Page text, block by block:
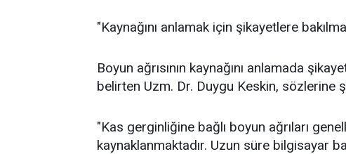
"Kaynağını anlamak için şikayetlere
Boyun ağrısının kaynağını anlamada
belirten Uzm. Dr. Duygu Keskin, sözlerine
"Kas gerginliğine bağlı boyun ağrıları
kaynaklanmaktadır. Uzun süre bilgisayar